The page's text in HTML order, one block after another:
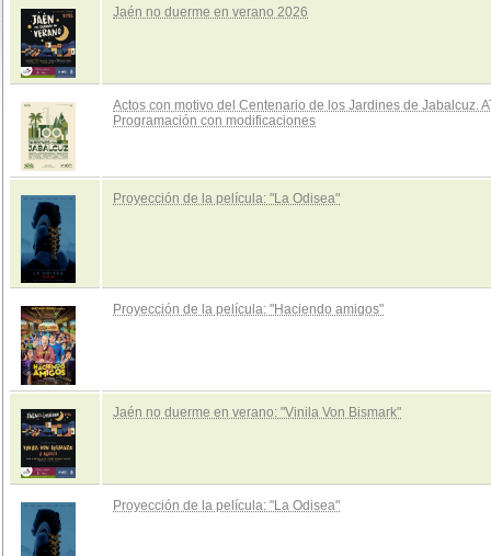
Jaén no duerme en verano 2026
Actos con motivo del Centenario de los Jardines de Jabalcuz.
Programación con modificaciones
Proyección de la película: "La Odisea"
Proyección de la película: "Haciendo amigos"
Jaén no duerme en verano: "Vinila Von Bismark"
Proyección de la película: "La Odisea"